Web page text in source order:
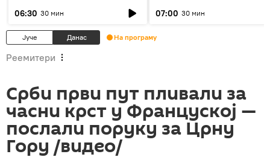
06:30 30 мин 07:00 30 мин
Јуче Данас На програму
Реемитери
Срби први пут пливали за
часни крст у Француској —
послали поруку за Црну
Гору /видео/